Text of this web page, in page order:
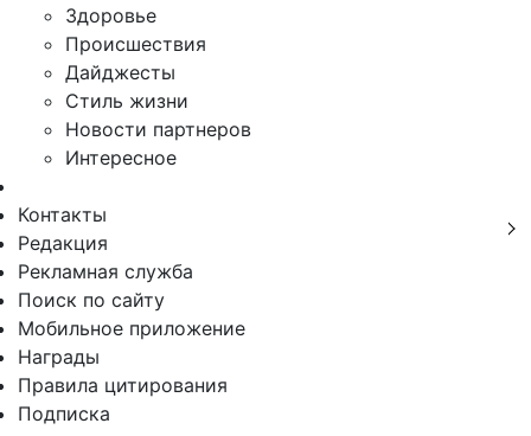
Здоровье
Происшествия
Дайджесты
Стиль жизни
Новости партнеров
Интересное
Контакты
Редакция
Рекламная служба
Поиск по сайту
Мобильное приложение
Награды
Правила цитирования
Подписка